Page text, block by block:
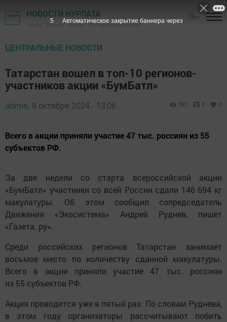
НОВОСТИ НУРЛАТА
Газета "Дружба", Нурлат ТВ - Нурлатский район
ЦЕНТРАЛЬНЫЕ НОВОСТИ
Татарстан вошел в топ-10 регионов-
участников акции «БумБатл»
admin, 8 октября 2024 - 13:06 582 0 0
Всего в акции приняли участие 47 тыс. россиян из 55
субъектов РФ.
За две недели со старта всероссийской акции
«БумБатл» участники со всей России сдали 146 694 кг
макулатуры. Об этом сообщил сопредседатель
Движения «Экосистема» Андрей Руднев, пишет
«Газета. ру».
Среди российских регионов Татарстан занимает
восьмое место по количеству сданной макулатуры.
Всего в акции приняли участие 47 тыс. россиян
из 55 субъектов РФ.
Акция проводится уже в пятый раз. По словам Руднева,
в этом году организаторы рассчитывают побить
4 Автоматическое закрытие баннера через